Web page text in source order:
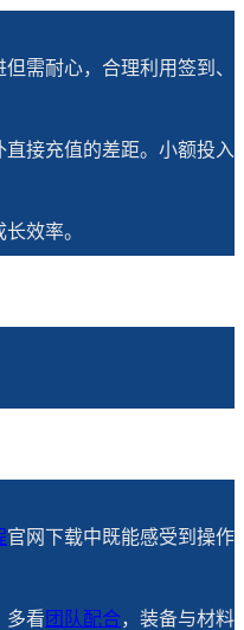
需耐心，合理利用签到、
直接充值的差距。小额投入
效率。
官网下载中既能感受到操作
多看 团队配合，装备与材料